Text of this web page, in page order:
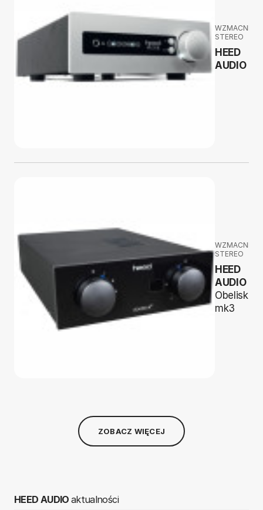
STEREO
HEED
AUDIO
STEREO
HEED
AUDIO
Obelisk Si
mk3
ZOBACZ WIĘCEJ
HEED AUDIO aktualności